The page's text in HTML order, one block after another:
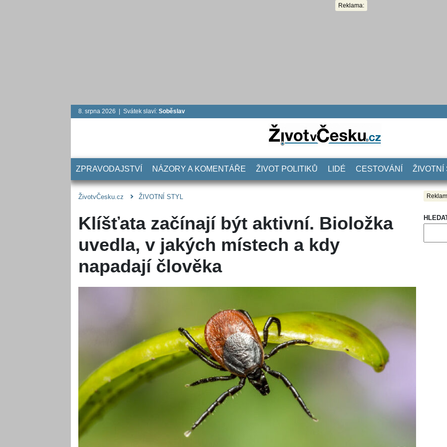
Reklama:
8. srpna 2026 | Svátek slaví: Soběslav
ZPRAVODAJSTVÍ NÁZORY A KOMENTÁŘE ŽIVOT POLITIKŮ LIDÉ CESTOVÁNÍ ŽIVOTNÍ
ŽivotvČesku.cz ŽIVOTNÍ STYL
Klíšťata začínají být aktivní. Bioložka
uvedla, v jakých místech a kdy
napadají člověka